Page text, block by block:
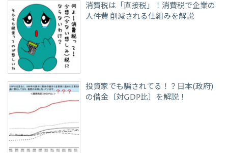
消費税は「直接税」！消費税で企業の
人件費 削減される仕組みを解説
投資家でも騙されてる！？日本(政府)
の借金〔対GDP比〕を解説！